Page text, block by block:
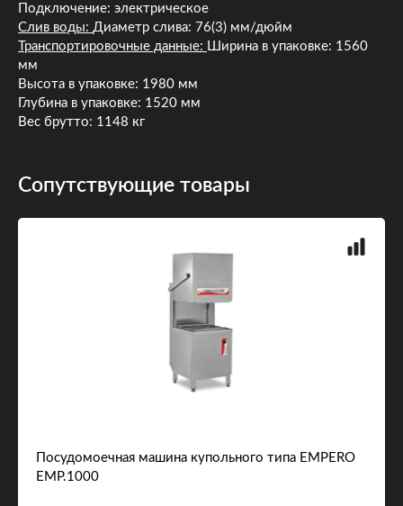
Подключение: электрическое
Слив воды: Диаметр слива: 76(3) мм/дюйм
Транспортировочные данные: Ширина в упаковке: 1560
мм
Высота в упаковке: 1980 мм
Глубина в упаковке: 1520 мм
Вес брутто: 1148 кг
Сопутствующие товары
Посудомоечная машина купольного типа EMPERO
EMP.1000